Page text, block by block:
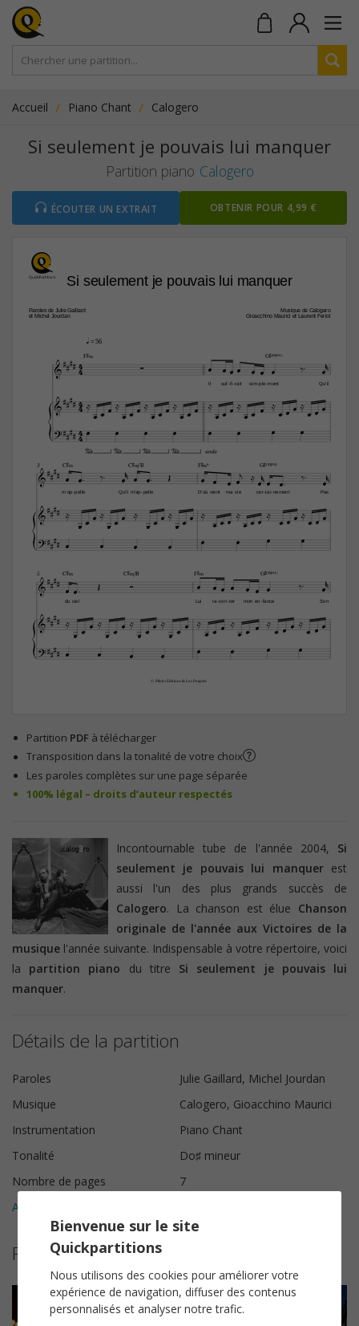
Accueil Piano Chant Calogero
Si seulement je pouvais lui manquer
Partition piano Calogero
ÉCOUTER UN EXTRAIT OBTENIR POUR 4,99 €



Si seulement je pouvais lui manquer
Paroles de Julie Gaillard
et Michel Jourdan
Musique de Calogero
Gioacchino Maurici et Laurent Feriol
© Pilotis Editions & Les Poupées
F©‹
Il suf fi
- rait
- sim ple
- ment
G©(“4)
- Qu'il
q = 56
   
m'ap
C©‹
pelle
- Qu'il m'ap
C©‹/B
pelle
- D'où
F©‹6
vient ma vie cer tai
G©(“4)
- nement
- Pas
3
du
C©‹
ciel
C©‹/B
Lui
F©‹
ra con
- ter
- mon en fance
G©(“4)
- Son
5
4
4
4
4
4
4




simile






      




 

  

      
              


 

 
 
  
       
            

  
 
 
 
  
       

      
Partition PDF à télécharger
Transposition dans la tonalité de votre choix
Les paroles complètes sur une page séparée
100% légal – droits d’auteur respectés
Incontournable tube de l'année 2004, Si
seulement je pouvais lui manquerest
aussi l'un des plus grands succès de
Calogero. La chanson est élue Chanson
originale de l'année aux Victoires de la
musique l'année suivante. Indispensable à votre répertoire, voici
la partition piano du titre Si seulement je pouvais lui
manquer.
Détails de la partition
Paroles
Julie Gaillard, Michel Jourdan
Musique
Calogero, Gioacchino Maurici
Instrumentation
Piano Chant
Tonalité
Do♯ mineur
Nombre de pages
7
Avis clients (
Plus de partitions de Calogero
Bienvenue sur le site
Quickpartitions
Nous utilisons des cookies pour améliorer votre
expérience de navigation, diffuser des contenus
personnalisés et analyser notre trafic.